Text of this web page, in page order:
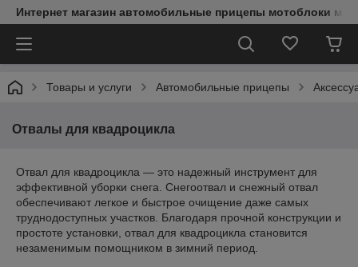
Интернет магазин автомобильные прицепы мотоблоки
Товары и услуги Автомобильные прицепы
Отвалы для квадроцикла
Отвал для квадроцикла — это надежный инструмент для
эффективной уборки снега. Снегоотвал и снежный отвал
обеспечивают легкое и быстрое очищение даже самых
труднодоступных участков. Благодаря прочной конструкции и
простоте установки, отвал для квадроцикла становится
незаменимым помощником в зимний период.